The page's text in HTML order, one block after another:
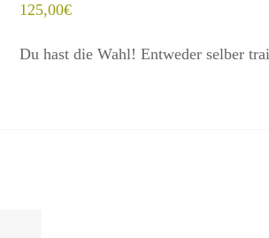
125,00€
Du hast die Wahl! Entweder selber